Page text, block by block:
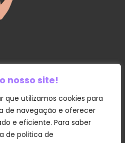
nosso site!
que utilizamos cookies para
de navegação e oferecer
e eficiente. Para saber
de politica de